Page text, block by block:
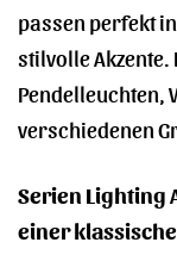
passen perfekt
stilvolle
Pendelleuchten,
verschiedenen
Serien Lighting
einer